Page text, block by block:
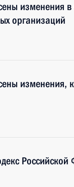
изменения
организаций
изменения,